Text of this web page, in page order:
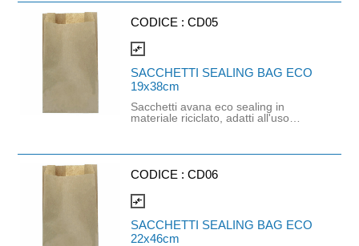
presenti circa 746 pezzi.
CODICE :CD05
compare_arrows
SACCHETTI SEALING BAG ECO
19x38cm
Sacchetti avana eco sealing in
materiale riciclato, adatti all'uso
Dimensioni 19x38 cm. Peso 50 gr
676 pezzi.
CODICE :CD06
compare_arrows
SACCHETTI SEALING BAG ECO
22x46cm